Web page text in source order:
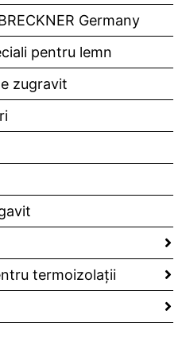
Germany
pentru lemn
zugravit
termoizolaţii